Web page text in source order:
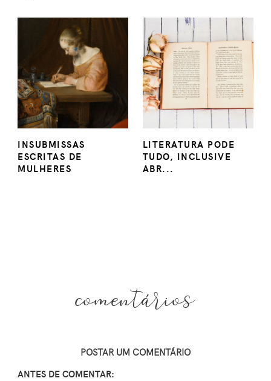
INSUBMISSAS
ESCRITAS DE
MULHERES
LITERATURA PODE
TUDO, INCLUSIVE
ABR...
comentários
POSTAR UM COMENTÁRIO
ANTES DE COMENTAR: